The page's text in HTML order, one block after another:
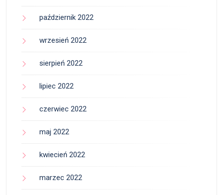
październik 2022
wrzesień 2022
sierpień 2022
lipiec 2022
czerwiec 2022
maj 2022
kwiecień 2022
marzec 2022